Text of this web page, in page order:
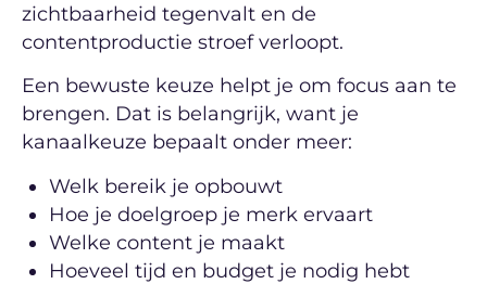
zichtbaarheid tegenvalt en de
contentproductie stroef verloopt.
Een bewuste keuze helpt je om focus aan te
brengen. Dat is belangrijk, want je
kanaalkeuze bepaalt onder meer:
Welk bereik je opbouwt
Hoe je doelgroep je merk ervaart
Welke content je maakt
Hoeveel tijd en budget je nodig hebt